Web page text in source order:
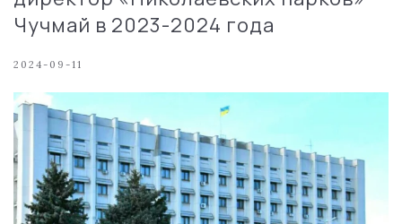
Чучмай в 2023-2024 года
2024-09-11